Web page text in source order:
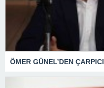
ÖMER GÜNEL’DEN